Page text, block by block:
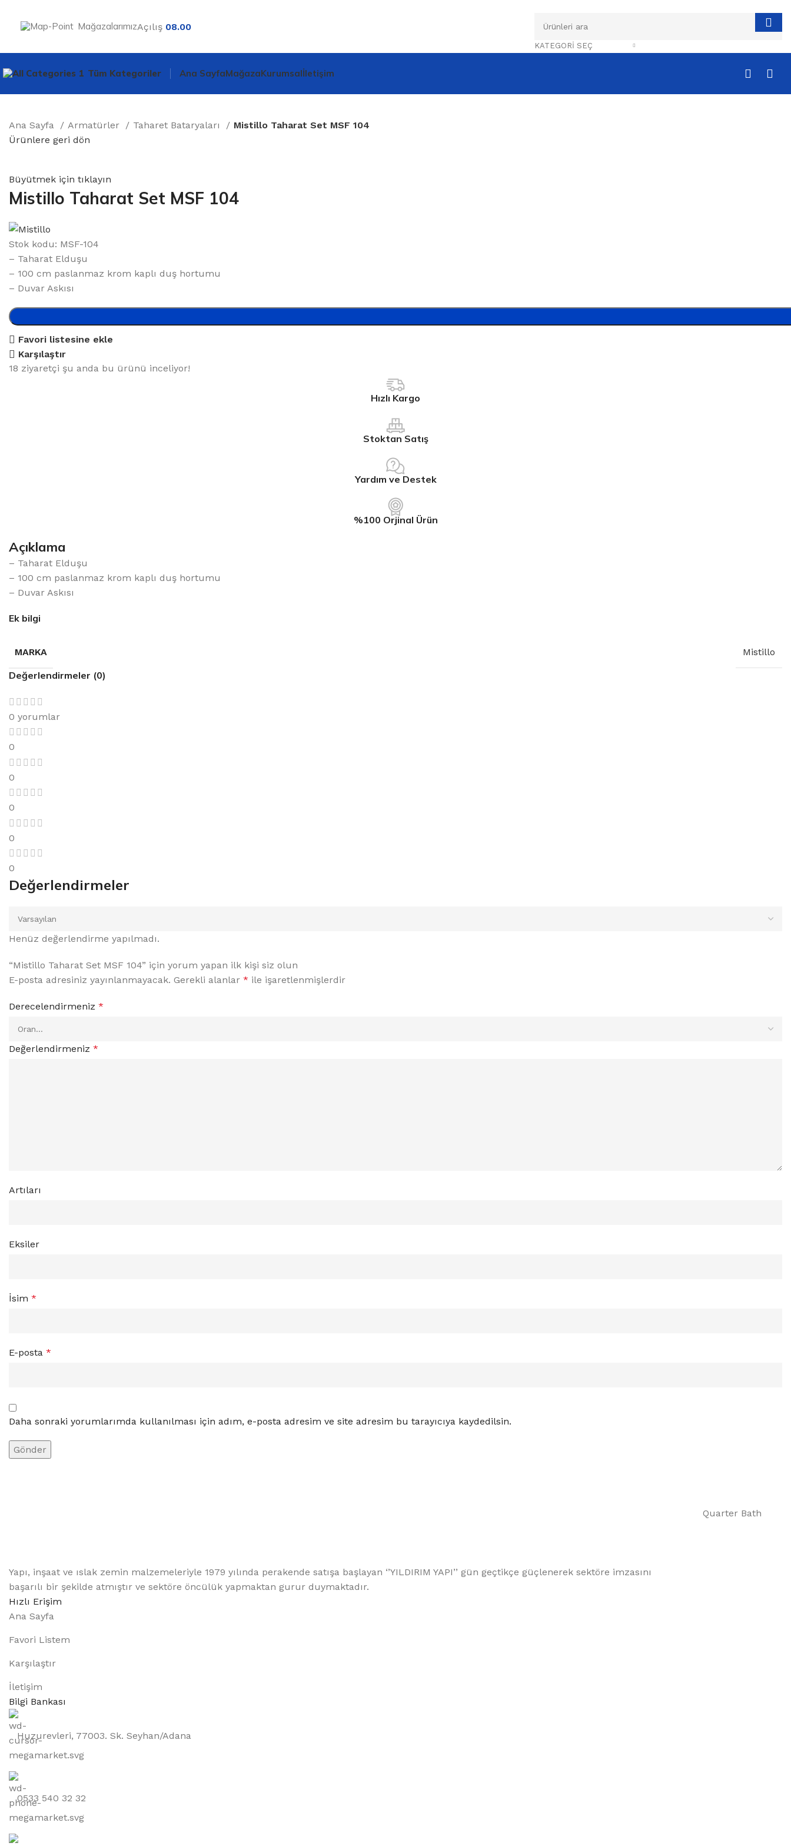
MağazalarımızAçılış 08.00
KATEGORI SEÇ
Tüm Kategoriler Ana SayfaMağazaKurumsalİletişim
Ana Sayfa Armatürler Taharet Bataryaları
Mistillo Taharat Set MSF 104
Ürünlere geri dön
Büyütmek için tıklayın
Mistillo Taharat Set MSF 104
Stok kodu: MSF-104
– Taharat Elduşu
– 100 cm paslanmaz krom kaplı duş hortumu
– Duvar Askısı
Favori listesine ekle
Karşılaştır
18 ziyaretçi şu anda bu ürünü inceliyor!
Hızlı Kargo
Stoktan Satış
Yardım ve Destek
%100 Orjinal Ürün
Açıklama
– Taharat Elduşu
– 100 cm paslanmaz krom kaplı duş hortumu
– Duvar Askısı
Ek bilgi
MARKA Mistillo
Değerlendirmeler (0)
0 yorumlar
0
0
0
0
0
Değerlendirmeler
Henüz değerlendirme yapılmadı.
“Mistillo Taharat Set MSF 104” için yorum yapan ilk kişi siz olun
E-posta adresiniz yayınlanmayacak. Gerekli alanlar * ile işaretlenmişlerdir
Derecelendirmeniz *
Değerlendirmeniz *
Artıları
Eksiler
İsim *
E-posta *
Daha sonraki yorumlarımda kullanılması için adım, e-posta adresim ve site adresim bu tarayıcıya kaydedilsin.
Quarter Bath
Yapı, inşaat ve ıslak zemin malzemeleriyle 1979 yılında perakende satışa başlayan ‘’YILDIRIM YAPI’’ gün geçtikçe güçlenerek sektöre imzasını
başarılı bir şekilde atmıştır ve sektöre öncülük yapmaktan gurur duymaktadır.
Hızlı Erişim
Ana Sayfa
Favori Listem
Karşılaştır
İletişim
Bilgi Bankası
Huzurevleri, 77003. Sk. Seyhan/Adana
0533 540 32 32